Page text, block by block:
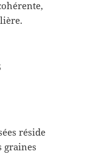
réside
graines